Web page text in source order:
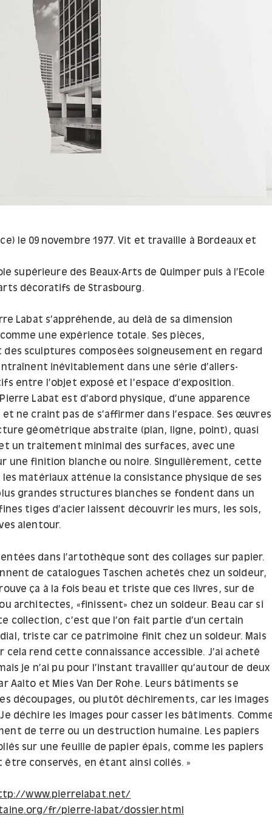
le 09 novembre 1977. Vit et travaille à Bordeaux et
supérieure des Beaux-Arts de Quimper puis à l’Ecole
décoratifs de Strasbourg.
Labat s’appréhende, au delà de sa dimension
une expérience totale. Ses pièces,
sculptures composées soigneusement en regard
inévitablement dans une série d’allers-
entre l’objet exposé et l’espace d’exposition.
Labat est d’abord physique, d’une apparence
ne craint pas de s’affirmer dans l’espace. Ses œuvres
géométrique abstraite (plan, ligne, point), quasi
un traitement minimal des surfaces, avec une
une finition blanche ou noire. Singulièrement, cette
matériaux atténue la consistance physique de ses
grandes structures blanches se fondent dans un
tiges d’acier laissent découvrir les murs, les sols,
alentour.
dans l’artothèque sont des collages sur papier.
de catalogues Taschen achetés chez un soldeur,
ça à la fois beau et triste que ces livres, sur de
architectes, «finissent» chez un soldeur. Beau car si
collection, c’est que l’on fait partie d’un certain
triste car ce patrimoine finit chez un soldeur. Mais
cela rend cette connaissance accessible. J’ai acheté
je n’ai pu pour l’instant travailler qu’autour de deux
Aalto et Mies Van Der Rohe. Leurs bâtiments se
découpages, ou plutôt déchirements, car les images
déchire les images pour casser les bâtiments.
de terre ou un destruction humaine. Les papiers
sur une feuille de papier épais, comme les papiers
être conservés, en étant ainsi collés. »
www.pierrelabat.net/
fr/pierre-labat/dossier.html